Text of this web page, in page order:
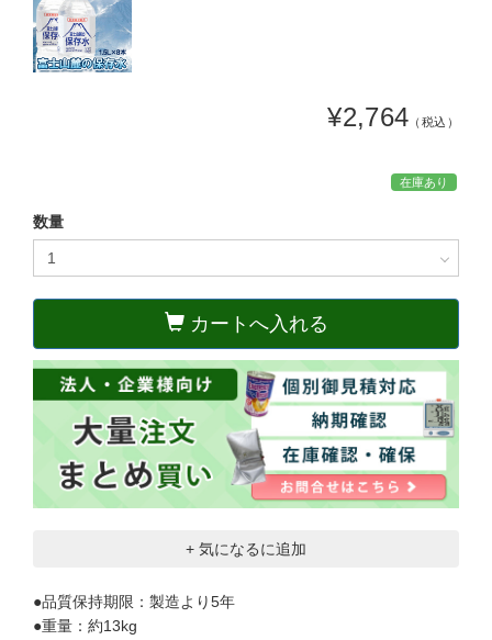
¥2,764 （税込）
在庫あり
数量
カートへ入れる
+ 気になるに追加
●品質保持期限：製造より5年
●重量：約13kg